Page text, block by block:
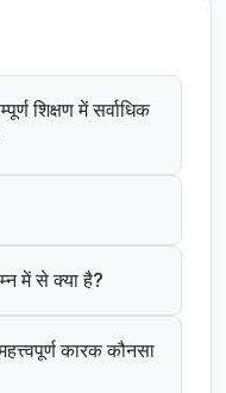
शिक्षण में सर्वाधिक
में से क्या है?
कारक कौनसा